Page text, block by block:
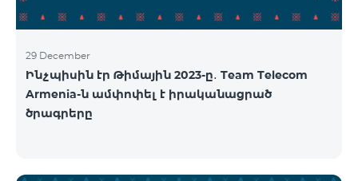
29 December
Ինչպիսին էր Թիմային 2023-ը․ Team Telecom
Armenia-ն ամփոփել է իրականացրած
ծրագրերը